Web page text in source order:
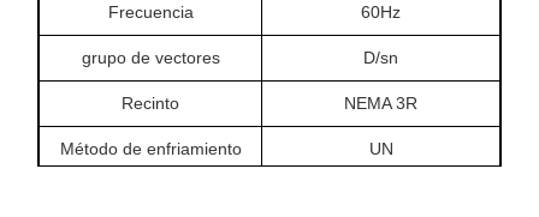
Frecuencia 60Hz
grupo de vectores D/sn
Recinto NEMA 3R
Método de enfriamiento UN